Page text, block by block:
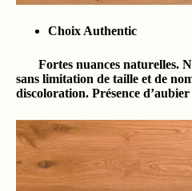
Choix Authentic
Fortes nuances naturelles.
sans limitation de taille et de
discoloration. Présence d’aubier